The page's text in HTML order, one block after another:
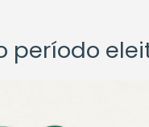
período